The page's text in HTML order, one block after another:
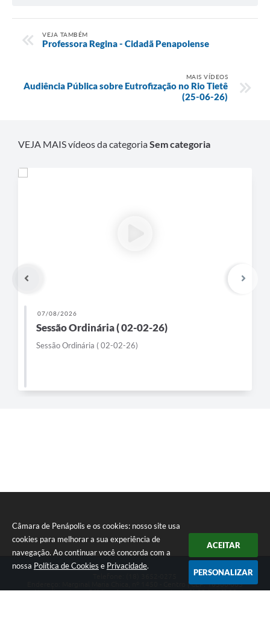
Câmara de Penápolis e os cookies: nosso site usa
cookies para melhorar a sua experiência de
navegação. Ao continuar você concorda com a
nossa Política de Cookies e Privacidade.
ACEITAR
PERSONALIZAR
VEJA TAMBÉM
Professora Regina - Cidadã Penapolense
MAIS VÍDEOS
Audiência Pública sobre Eutrofização no Rio Tietê
(25-06-26)
VEJA MAIS vídeos da categoriaSem categoria
07/08/2026
Sessão Ordinária ( 02-02-26)
Sessão Ordinária ( 02-02-26)
Endereço: Marginal Maria Chica, nº 1450 - Centro | CEP: 16300-005
Atendimento ao Público de segunda a sexta da 8h00 às 16h00